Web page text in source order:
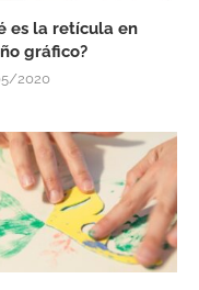
es la retícula en
gráfico?
2020